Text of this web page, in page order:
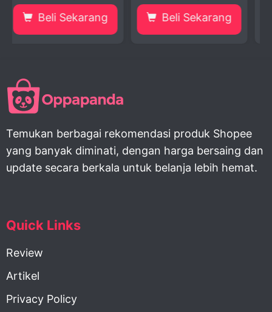
Beli Sekarang Beli Sekarang
Temukan berbagai rekomendasi produk Shopee
yang banyak diminati, dengan harga bersaing dan
update secara berkala untuk belanja lebih hemat.
Quick Links
Review
Artikel
Privacy Policy